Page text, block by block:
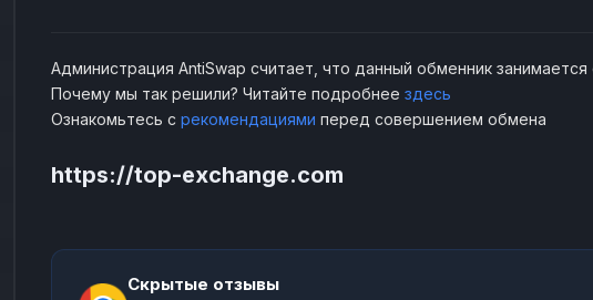
Администрация AntiSwap считает, что данный обменник занимается
Почему мы так решили? Читайте подробнее здесь
Ознакомьтесь с рекомендациями перед совершением обмена
https://top-exchange.com
Скрытые отзывы